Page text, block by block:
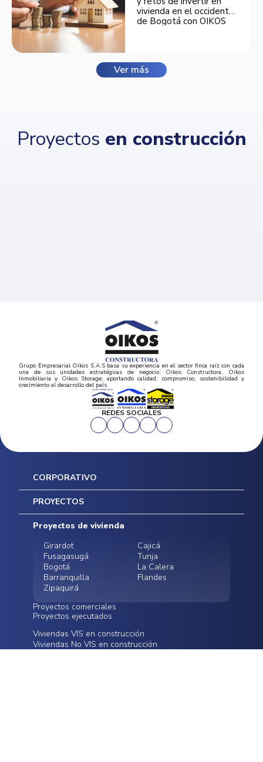
vivienda en el occidente
de Bogotá con OIKOS
Ver más
Proyectos en construcción
Grupo Empresarial Oikos S.A.S basa su experiencia en el sector finca raíz con cada
una de sus unidades estratégicas de negocio: Oikos Constructora, Oikos
Inmobiliaria y Oikos Storage; aportando calidad, compromiso, sostenibilidad y
crecimiento al desarrollo del país.
REDES SOCIALES
CORPORATIVO
Inicio
Postventas
Contratación Directa
Noticias
PROYECTOS
Proyectos de vivienda
Girardot
Cajicá
Fusagasugá
Tunja
Bogotá
La Calera
Barranquilla
Flandes
Zipaquirá
Proyectos comerciales
Funza
Infinitum Zentral
Bodegas - ALMAX
Centro Comercial
Proyectos ejecutados
Conoce nuestros
proyectos ejecutados
Viviendas VIS en construcción
Viviendas No VIS en construcción